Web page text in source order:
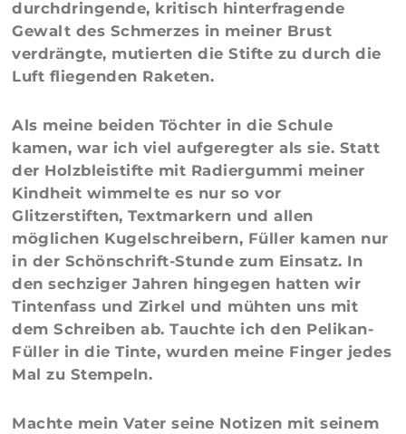
durchdringende, kritisch hinterfragende
Gewalt des Schmerzes in meiner Brust
verdrängte, mutierten die Stifte zu durch die
Luft fliegenden Raketen.
Als meine beiden Töchter in die Schule
kamen, war ich viel aufgeregter als sie. Statt
der Holzbleistifte mit Radiergummi meiner
Kindheit wimmelte es nur so vor
Glitzerstiften, Textmarkern und allen
möglichen Kugelschreibern, Füller kamen nur
in der Schönschrift-Stunde zum Einsatz. In
den sechziger Jahren hingegen hatten wir
Tintenfass und Zirkel und mühten uns mit
dem Schreiben ab. Tauchte ich den Pelikan-
Füller in die Tinte, wurden meine Finger jedes
Mal zu Stempeln.
Machte mein Vater seine Notizen mit seinem